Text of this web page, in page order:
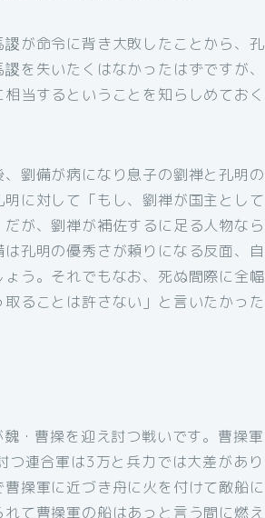
が命令に背き大敗したことから、孔
を失いたくはなかったはずですが、
当するということを知らしめておく
劉備が病になり息子の劉禅と孔明の
に対して「もし、劉禅が国主として
が、劉禅が補佐するに足る人物なら
孔明の優秀さが頼りになる反面、自
う。それでもなお、死ぬ間際に全幅
ることは許さない」と言いたかった
・曹操を迎え討つ戦いです。曹操軍
連合軍は3万と兵力では大差があり
操軍に近づき舟に火を付けて敵船に
て曹操軍の船はあっと言う間に燃え